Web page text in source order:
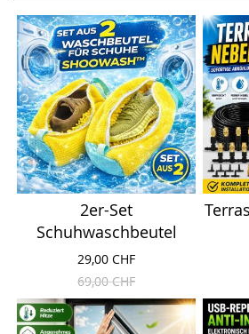
2er-Set
Schuhwaschbeutel
29,00 CHF
69,00 CHF